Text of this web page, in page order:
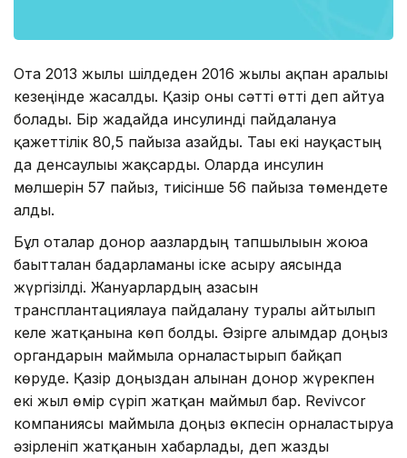
Ота 2013 жылғы шілдеден 2016 жылғы ақпан аралығы
кезеңінде жасалды. Қазір оны сәтті өтті деп айтуға
болады. Бір жағдайда инсулинді пайдалануға
қажеттілік 80,5 пайызға азайды. Тағы екі науқастың
да денсаулығы жақсарды. Оларда инсулин
мөлшерін 57 пайыз, тиісінше 56 пайызға төмендете
алды.
Бұл оталар донор ағазлардың тапшылығын жоюға
бағытталған бағдарламаны іске асыру аясында
жүргізілді. Жануарлардың ағзасын
трансплантациялауға пайдалану туралы айтылып
келе жатқанына көп болды. Әзірге ғалымдар доңыз
органдарын маймылға орналастырып байқап
көруде. Қазір доңыздан алынған донор жүрекпен
екі жыл өмір сүріп жатқан маймыл бар. Revivcor
компаниясы маймылға доңыз өкпесін орналастыруға
әзірленіп жатқанын хабарлады, деп жазды